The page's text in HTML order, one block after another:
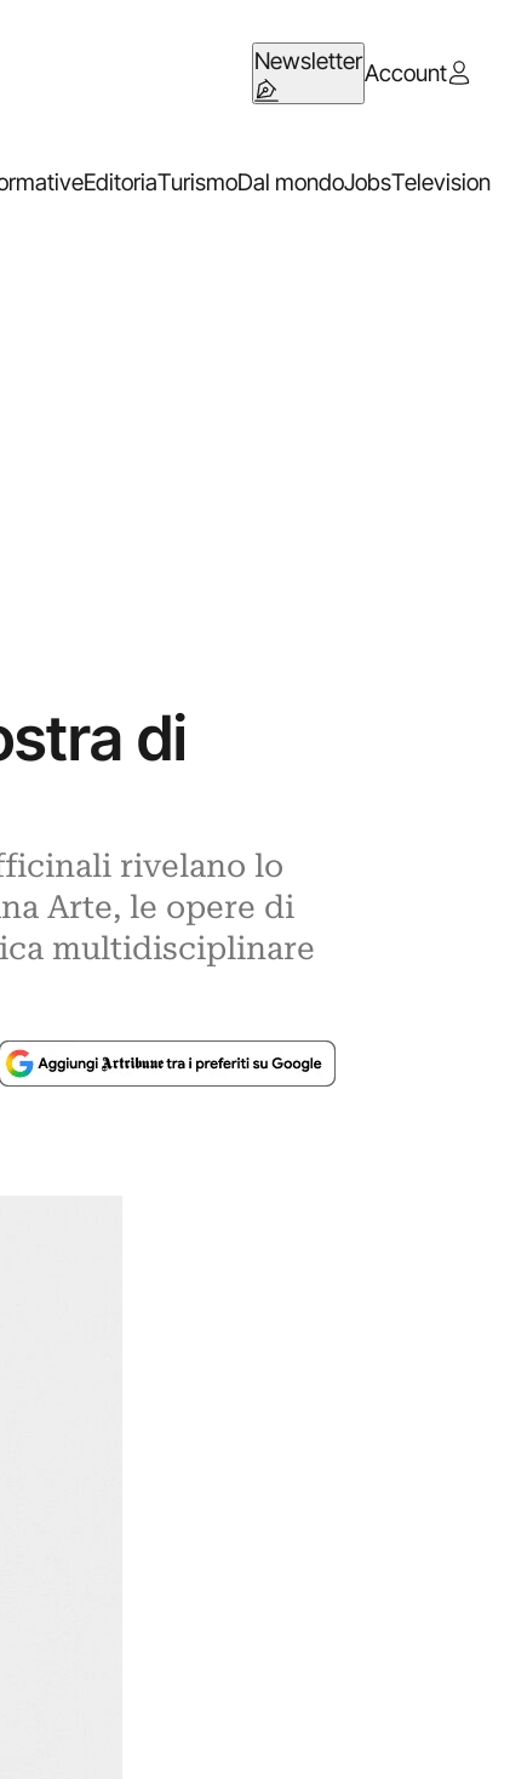
NewsletterAccount
EditoriaTurismoDal mondoJobsTelevision
di
rivelano lo
Arte, le opere di
multidisciplinare